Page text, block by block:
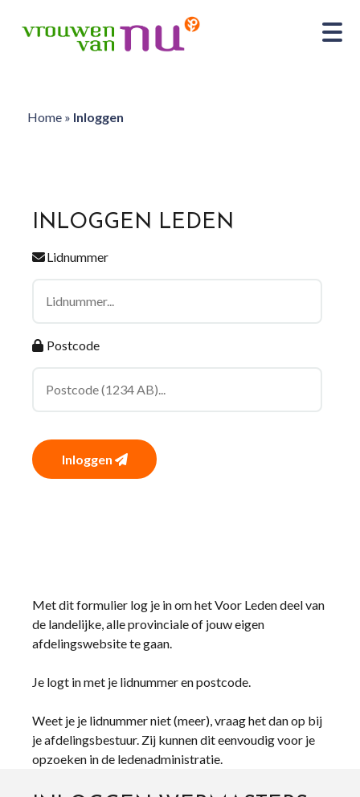
Home» Inloggen
INLOGGEN LEDEN
Lidnummer
Postcode
Inloggen
Met dit formulier log je in om het Voor Leden deel van
de landelijke, alle provinciale of jouw eigen
afdelingswebsite te gaan.
Je logt in met je lidnummer en postcode.
Weet je je lidnummer niet (meer), vraag het dan op bij
je afdelingsbestuur. Zij kunnen dit eenvoudig voor je
opzoeken in de ledenadministratie.